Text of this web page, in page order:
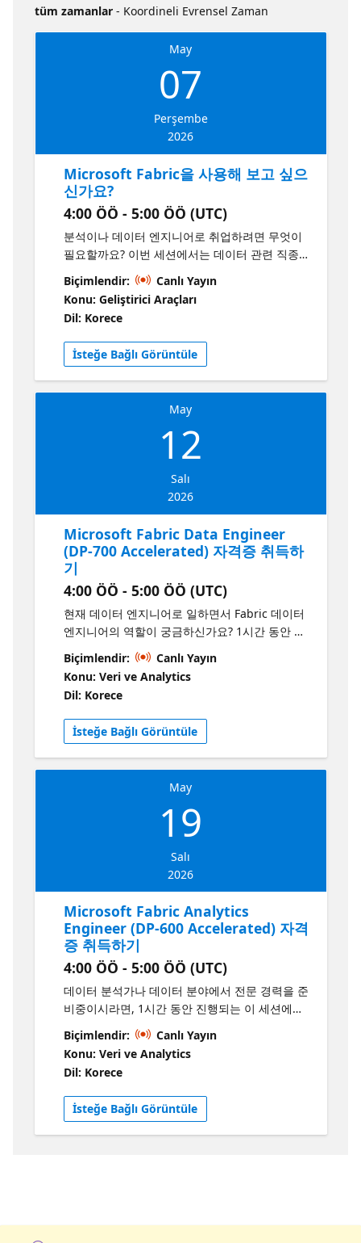
tüm zamanlar - Koordineli Evrensel Zaman
May
07
Perşembe
2026
Microsoft Fabric을 사용해 보고 싶으
신가요?
4:00 ÖÖ - 5:00 ÖÖ (UTC)
분석이나 데이터 엔지니어로 취업하려면 무엇이
필요할까요? 이번 세션에서는 데이터 관련 직종
및 역할이 어떻게 구성되어 있는지, 데이터 분석
가로서 성공하기 위해 필요한 기술, 그리고 해당
역할이 데이터 경력 생태계에서 어떻게 부합하는
지 살펴보겠습니다. 또한 어떤 도구와 개념에 집
중해야 하는지, 어떤 자격증을 취득해야 하는지,
일반적인 경력 경로가 어떻게 될지, 그리고 좋은
포트폴리오를 만드는 방법 등을 알려드립니다. 본
세션은 Microsoft Fabric Analytics, Data
Engineer 등으로 성장할 수 있는 명확한 로드맵
Biçimlendir:
Canlı Yayın
Konu: Geliştirici Araçları
Dil: Korece
İsteğe Bağlı Görüntüle
May
12
Salı
2026
Microsoft Fabric Data Engineer
(DP-700 Accelerated) 자격증 취득하
기
4:00 ÖÖ - 5:00 ÖÖ (UTC)
현재 데이터 엔지니어로 일하면서 Fabric 데이터
엔지니어의 역할이 궁금하신가요? 1시간 동안 진
행되는 본 세션에서는 Synapse와 Fabric의 주요
차이점을 살펴보고, DP-700 시험에서 다뤄지는
새로운 개념을 강조하고, 경력 전환을 위한 실용
적인 팁을 공유합니다. 무엇을 공부해야하는지에
대한 명확안 로드맵을 살펴보세요.
Biçimlendir:
Canlı Yayın
Konu: Veri ve Analytics
Dil: Korece
İsteğe Bağlı Görüntüle
May
19
Salı
2026
Microsoft Fabric Analytics
Engineer (DP-600 Accelerated) 자격
증 취득하기
4:00 ÖÖ - 5:00 ÖÖ (UTC)
데이터 분석가나 데이터 분야에서 전문 경력을 준
비중이시라면, 1시간 동안 진행되는 이 세션에서
알아보세요. Fabric 분석 엔지니어가 다루는 새로
운 개념들을 살펴보고, 데이터 분석가에서 엔지니
어로 경력을 전환하는 데 도움이 되는 실용적인
팁을 공유드립니다. 본 세션은 DP-600 자격증 준
비에 도움이 될 수 있습니다. 집중해야할 학습 방
향 및 DP-600 자격증 준비를 위해 지식을 어떻게
쌓을지에 대한 명확한 로드맵을 살펴보세요.
Biçimlendir:
Canlı Yayın
Konu: Veri ve Analytics
Dil: Korece
İsteğe Bağlı Görüntüle